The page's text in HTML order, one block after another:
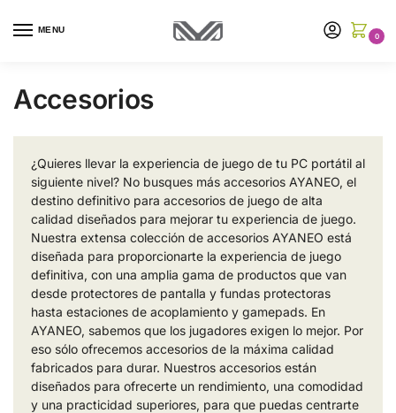
MENU
0
Accesorios
¿Quieres llevar la experiencia de juego de tu PC portátil al
siguiente nivel? No busques más accesorios AYANEO, el
destino definitivo para accesorios de juego de alta
calidad diseñados para mejorar tu experiencia de juego.
Nuestra extensa colección de accesorios AYANEO está
diseñada para proporcionarte la experiencia de juego
definitiva, con una amplia gama de productos que van
desde protectores de pantalla y fundas protectoras
hasta estaciones de acoplamiento y gamepads. En
AYANEO, sabemos que los jugadores exigen lo mejor. Por
eso sólo ofrecemos accesorios de la máxima calidad
fabricados para durar. Nuestros accesorios están
diseñados para ofrecerte un rendimiento, una comodidad
y una practicidad superiores, para que puedas centrarte